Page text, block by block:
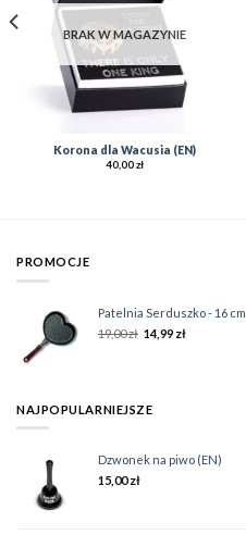
BRAK W MAGAZYNIE
Korona dla Wacusia (EN)
40,00zł
PROMOCJE
Patelnia Serduszko - 16 cm
19,00zł 14,99 zł
NAJPOPULARNIEJSZE
Dzwonek na piwo (EN)
15,00zł